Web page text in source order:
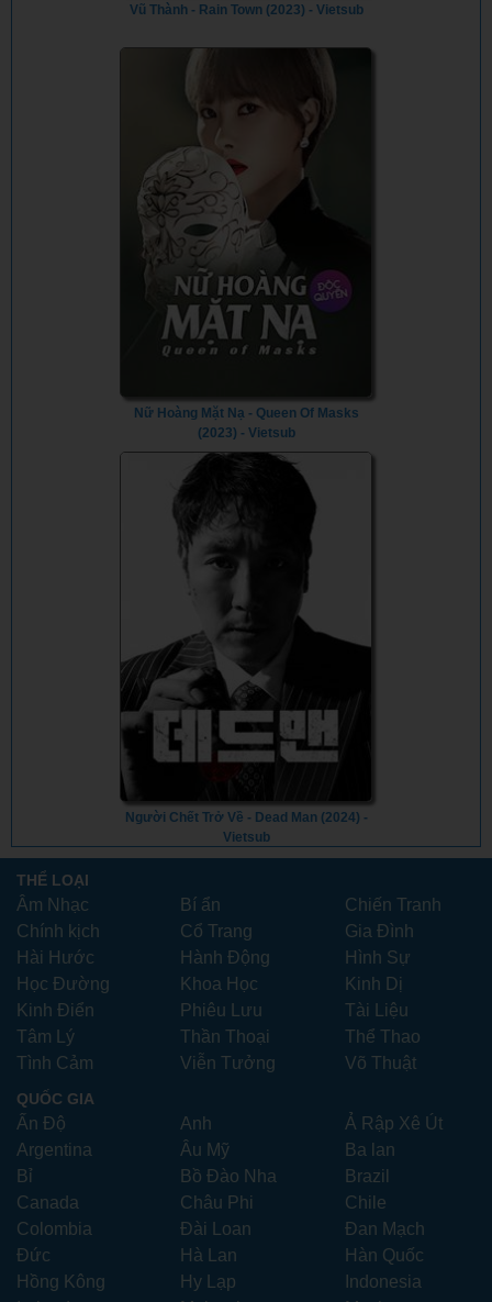
Vũ Thành - Rain Town (2023) - Vietsub
Nữ Hoàng Mặt Nạ - Queen Of Masks
(2023) - Vietsub
Người Chết Trở Về - Dead Man (2024) -
Vietsub
THỂ LOẠI
Âm Nhạc Bí ẩn
Chiến Tranh
Chính kịch
Cổ Trang
Gia Đình
Hài Hước
Hành Động
Hình Sự
Học Đường
Khoa Học
Kinh Dị
Kinh Điển
Phiêu Lưu
Tài Liệu
Tâm Lý
Thần Thoại
Thể Thao
Tình Cảm
Viễn Tưởng Võ Thuật
QUỐC GIA
Ấn Độ Anh
Ả Rập Xê Út
Argentina
Âu Mỹ
Ba lan
Bỉ
Bồ Đào Nha
Brazil
Canada
Châu Phi
Chile
Colombia
Đài Loan
Đan Mạch
Đức
Hà Lan
Hàn Quốc
Hồng Kông
Hy Lạp
Indonesia